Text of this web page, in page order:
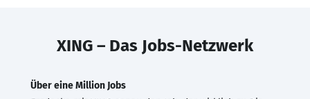
XING – Das Jobs-Netzwerk
Über eine Million Jobs